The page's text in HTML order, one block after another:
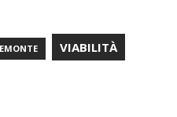
VIABILITÀ